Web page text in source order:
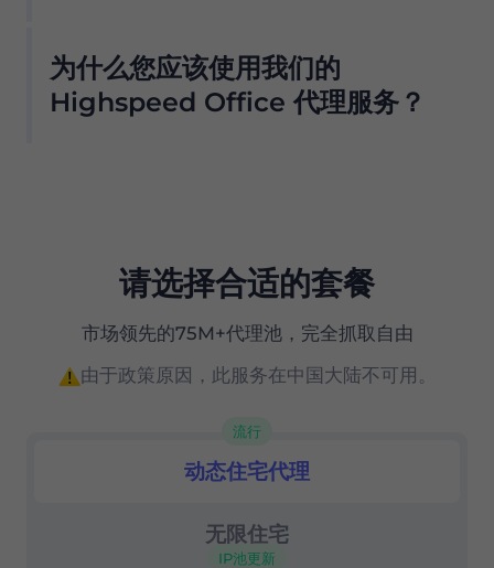
我们的池中仅获取 Highspeed Office 代理服务
器。但是，为了防止任何滥用并保持我们网络的完
理，因此我们的客户不必担心停机和 IP 阻塞。您
可以从与该提供商合作的位置使用 Highspeed
为什么您应该使用我们的
Highspeed Office 代理服务？
我们的住宅代理提供：
精确的（国家、州和城市级别）地理定位
成功率99.67%
请选择合适的套餐
市场领先的75M+代理池，完全抓取自由
由于政策原因，此服务在中国大陆不可用。
住宅代理
流行
无限住宅
IP池更新
动态住宅代理